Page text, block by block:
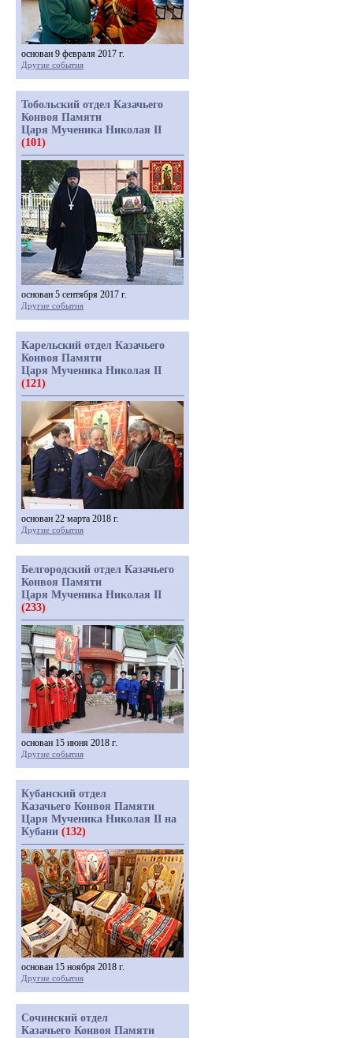
основан 9 февраля 2017 г.
Другие события
Тобольский отдел Казачьего
Конвоя Памяти
Царя Мученика Николая II
(101)
основан 5 сентября 2017 г.
Другие события
Карельский отдел Казачьего
Конвоя Памяти
Царя Мученика Николая II
(121)
основан 22 марта 2018 г.
Другие события
Белгородский отдел Казачьего
Конвоя Памяти
Царя Мученика Николая II
(233)
основан 15 июня 2018 г.
Другие события
Кубанский отдел
Казачьего Конвоя Памяти
Царя Мученика Николая II на
Кубани (132)
основан 15 ноября 2018 г.
Другие события
Сочинский отдел
Казачьего Конвоя Памяти